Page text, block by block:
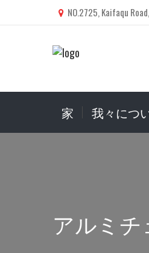
NO.2725, Kaifaqu
家 我々につ
アルミ